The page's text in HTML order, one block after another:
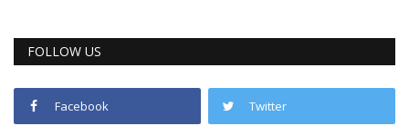
FOLLOW US
Facebook Twitter